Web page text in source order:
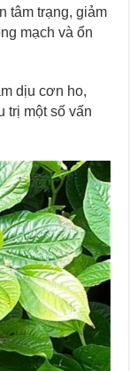
tâm trạng, giảm
mạch và ổn
dịu cơn ho,
trị một số vấn